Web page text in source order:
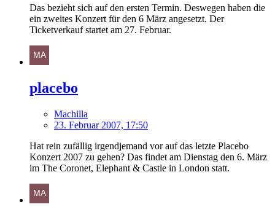
Das bezieht sich auf den ersten Termin. Deswegen haben die
ein zweites Konzert für den 6 März angesetzt. Der
Ticketverkauf startet am 27. Februar.
placebo
Machilla
23. Februar 2007, 17:50
Hat rein zufällig irgendjemand vor auf das letzte Placebo
Konzert 2007 zu gehen? Das findet am Dienstag den 6. März
im The Coronet, Elephant & Castle in London statt.